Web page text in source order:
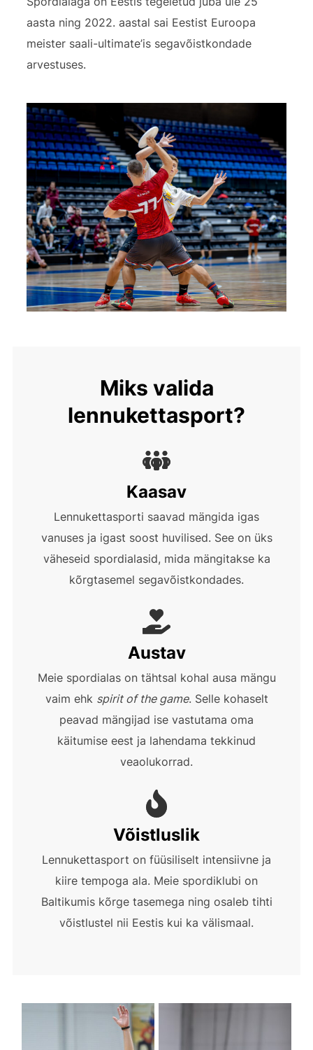
aasta ning 2022. aastal sai Eestist Euroopa
meister saali-ultimate’is segavõistkondade
arvestuses.
Miks valida
lennukettasport?
Kaasav
Lennukettasporti saavad mängida igas
vanuses ja igast soost huvilised. See on üks
väheseid spordialasid, mida mängitakse ka
kõrgtasemel segavõistkondades.
Austav
Meie spordialas on tähtsal kohal ausa mängu
vaim ehk spirit of the game. Selle kohaselt
peavad mängijad ise vastutama oma
käitumise eest ja lahendama tekkinud
veaolukorrad.
Võistluslik
Lennukettasport on füüsiliselt intensiivne ja
kiire tempoga ala. Meie spordiklubi on
Baltikumis kõrge tasemega ning osaleb tihti
võistlustel nii Eestis kui ka välismaal.